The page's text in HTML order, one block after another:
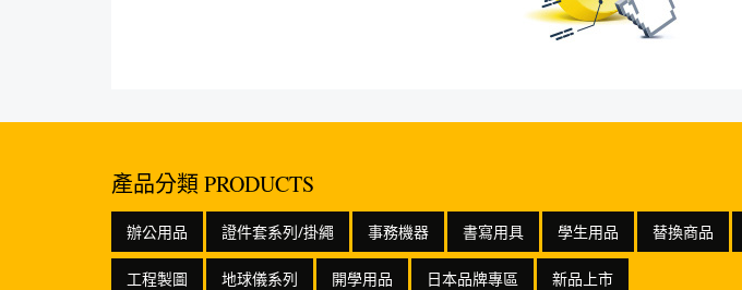
產品分類 PRODUCTS
辦公用品 證件套系列/掛繩 事務機器 書寫用具 學生用品 替換商品
工程製圖 地球儀系列 開學用品 日本品牌專區 新品上市